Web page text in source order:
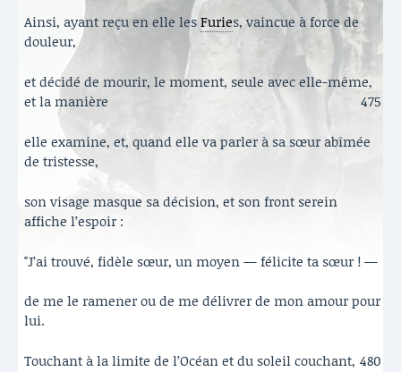
Ainsi, ayant reçu en elle lesFuries, vaincue à force de
douleur,
et décidé de mourir, le moment, seule avec elle-même,
et la manière
475
elle examine, et, quand elle va parler à sa sœur abîmée
de tristesse,
son visage masque sa décision, et son front serein
affiche l’espoir :
"J’ai trouvé, fidèle sœur, un moyen — félicite ta sœur ! —
de me le ramener ou de me délivrer de mon amour pour
lui.
Touchant à la limite de l’Océan et du soleil couchant, 480